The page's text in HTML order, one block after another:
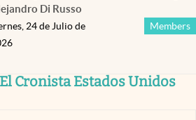
Di Russo
Members
24 de Julio de
Cronista Estados Unidos